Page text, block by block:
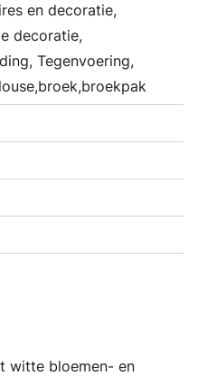
en decoratie,
decoratie,
Tegenvoering,
witte bloemen- en